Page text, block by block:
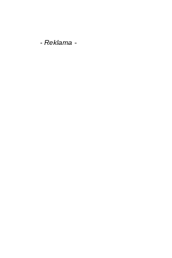
- Reklama -